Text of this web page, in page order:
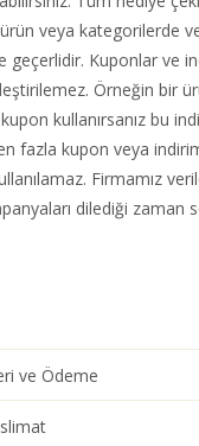
veya kategorilerde
geçerlidir. Kuponlar ve
Örneğin bir
kullanırsanız bu
fazla kupon veya
Firmamız
dilediği zaman
ve Ödeme